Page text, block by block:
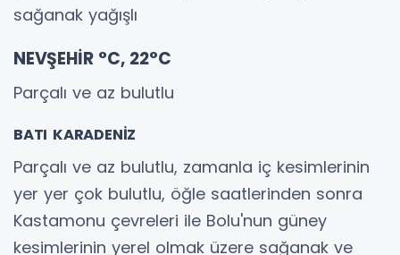
sağanak yağışlı
NEVŞEHİR °C, 22°C
Parçalı ve az bulutlu
BATI KARADENİZ
Parçalı ve az bulutlu, zamanla iç kesimlerinin
yer yer çok bulutlu, öğle saatlerinden sonra
Kastamonu çevreleri ile Bolu'nun güney
kesimlerinin yerel olmak üzere sağanak ve